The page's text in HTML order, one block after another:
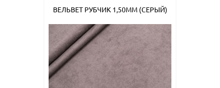
ВЕЛЬВЕТ РУБЧИК 1,50ММ (СЕРЫЙ)